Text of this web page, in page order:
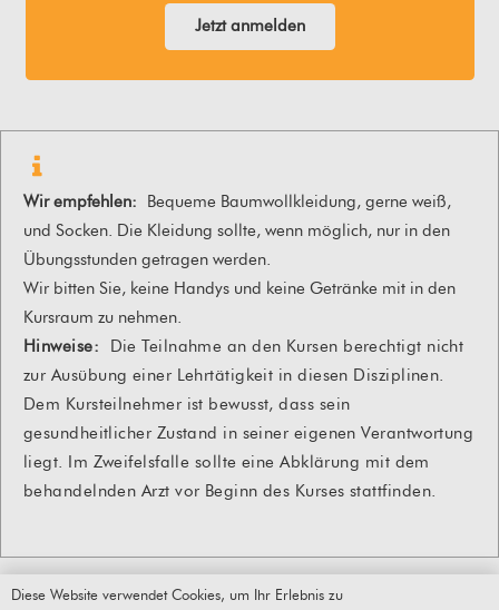
Jetzt anmelden
Wir empfehlen: Bequeme Baumwollkleidung, gerne weiß,
und Socken. Die Kleidung sollte, wenn möglich, nur in den
Übungsstunden getragen werden.
Wir bitten Sie, keine Handys und keine Getränke mit in den
Kursraum zu nehmen.
Hinweise: Die Teilnahme an den Kursen berechtigt nicht
zur Ausübung einer Lehrtätigkeit in diesen Disziplinen.
Dem Kursteilnehmer ist bewusst, dass sein
gesundheitlicher Zustand in seiner eigenen Verantwortung
liegt. Im Zweifelsfalle sollte eine Abklärung mit dem
behandelnden Arzt vor Beginn des Kurses stattfinden.
Diese Website verwendet Cookies, um Ihr Erlebnis zu